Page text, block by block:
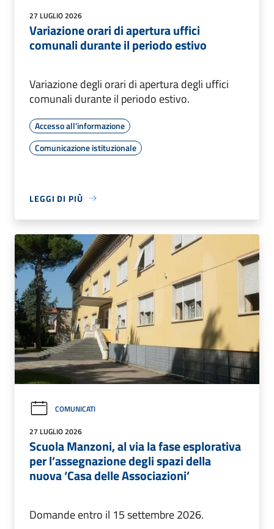
27 LUGLIO 2026
Variazione orari di apertura uffici
comunali durante il periodo estivo
Variazione degli orari di apertura degli uffici
comunali durante il periodo estivo.
Accesso all'informazione
Comunicazione istituzionale
LEGGI DI PIÙ
COMUNICATI
27 LUGLIO 2026
Scuola Manzoni, al via la fase esplorativa
per l’assegnazione degli spazi della
nuova ‘Casa delle Associazioni’
Domande entro il 15 settembre 2026.